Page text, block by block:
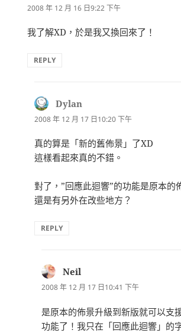
示:
2008 年 12 月 16 日9:22 下午
我了解XD，於是我又換回來了！
REPLY
Dylan
示:
2008 年 12 月 17 日10:20 下午
真的算是「新的舊佈景」了XD
這樣看起來真的不錯。
對了，”回應此迴響”的功能是原本的
還是有另外在改些地方？
REPLY
Neil
示:
2008 年 12 月 17 日10:41 下午
是原本的佈景升級到新版就可以支
功能了！我只在「回應此迴響」的